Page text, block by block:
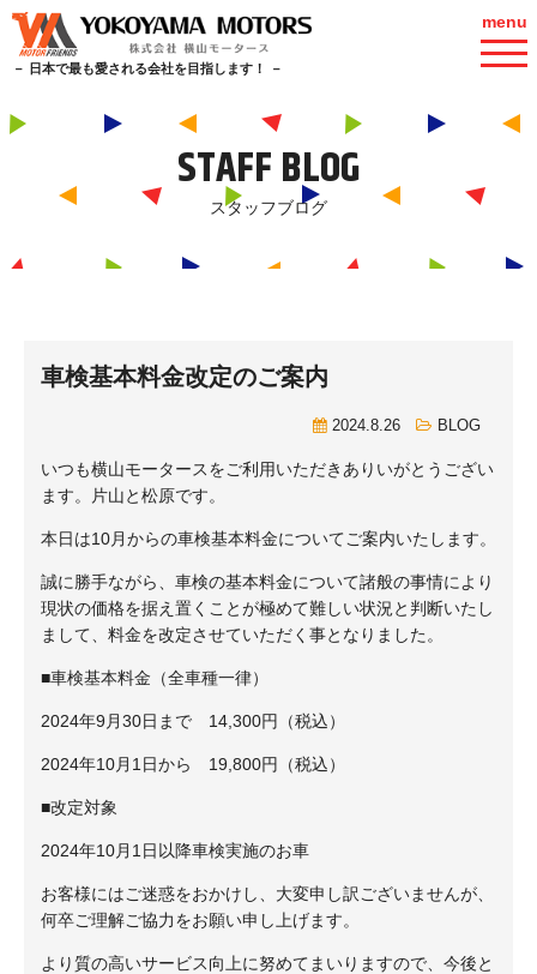
－ 日本で最も愛される会社を目指します！ －
menu
STAFF BLOG
スタッフブログ
車検基本料金改定のご案内
2024.8.26 BLOG
いつも横山モータースをご利用いただきありいがとうござい
ます。片山と松原です。
本日は10月からの車検基本料金についてご案内いたします。
誠に勝手ながら、車検の基本料金について諸般の事情により
現状の価格を据え置くことが極めて難しい状況と判断いたし
まして、料金を改定させていただく事となりました。
■車検基本料金（全車種一律）
2024年9月30日まで 14,300円（税込）
2024年10月1日から 19,800円（税込）
■改定対象
2024年10月1日以降車検実施のお車
お客様にはご迷惑をおかけし、大変申し訳ございませんが、
何卒ご理解ご協力をお願い申し上げます。
より質の高いサービス向上に努めてまいりますので、今後と